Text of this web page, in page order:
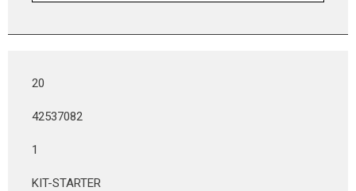
20
42537082
1
KIT-STARTER